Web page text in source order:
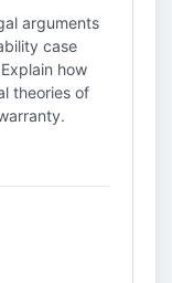
arguments
case
how
theories of